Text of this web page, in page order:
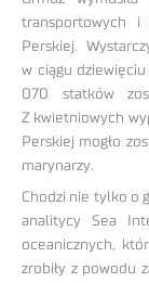
transportowych i
Perskiej.
w ciągu
070 statków
Z kwietniowych
Perskiej mogło
marynarzy.
Chodzi nie tylko o
analitycy Sea
oceanicznych,
zrobiły z powodu